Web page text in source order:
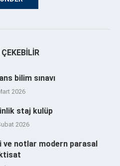
bilim sınavı
2026
staj kulüp
2026
ve notlar modern parasal